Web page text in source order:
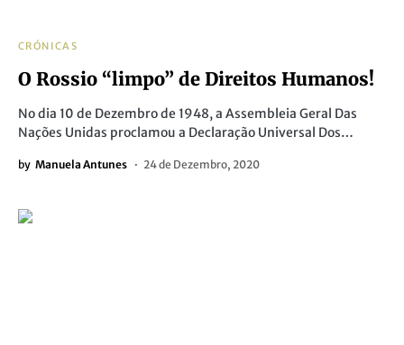
CRÓNICAS
O Rossio “limpo” de Direitos Humanos!
No dia 10 de Dezembro de 1948, a Assembleia Geral Das
Nações Unidas proclamou a Declaração Universal Dos…
by Manuela Antunes 24 de Dezembro, 2020